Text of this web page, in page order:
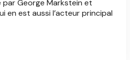
George Markstein et
en est aussi l’acteur principal